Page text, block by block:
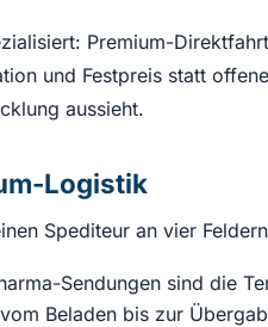
Premium-
und Festpreis statt
aussieht.
Logistik
Spediteur an vier
Sendungen sind die
Beladen bis zur